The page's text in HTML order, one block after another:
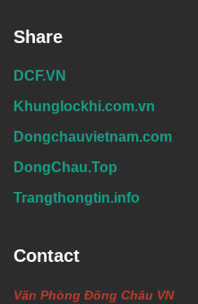
Share
DCF.VN
Khunglockhi.com.vn
Dongchauvietnam.com
DongChau.Top
Trangthongtin.info
Contact
Văn Phòng Đông Châu VN